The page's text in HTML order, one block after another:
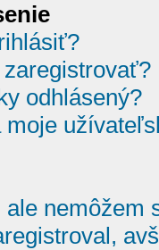
odhlásený?
nemôžem